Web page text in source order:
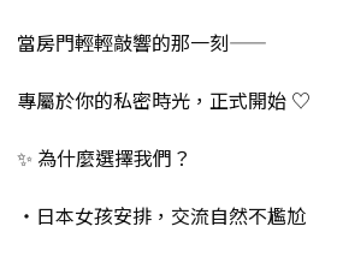
當房門輕輕敲響的那一刻——
專屬於你的私密時光，正式開始 ♡
✨ 為什麼選擇我們？
・日本女孩安排，交流自然不尷尬